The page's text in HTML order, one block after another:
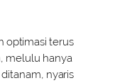
optimasi terus
melulu hanya
nyaris